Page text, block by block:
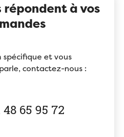
répondent à vos
spécifique et vous
contactez-nous :
48 65 95 72